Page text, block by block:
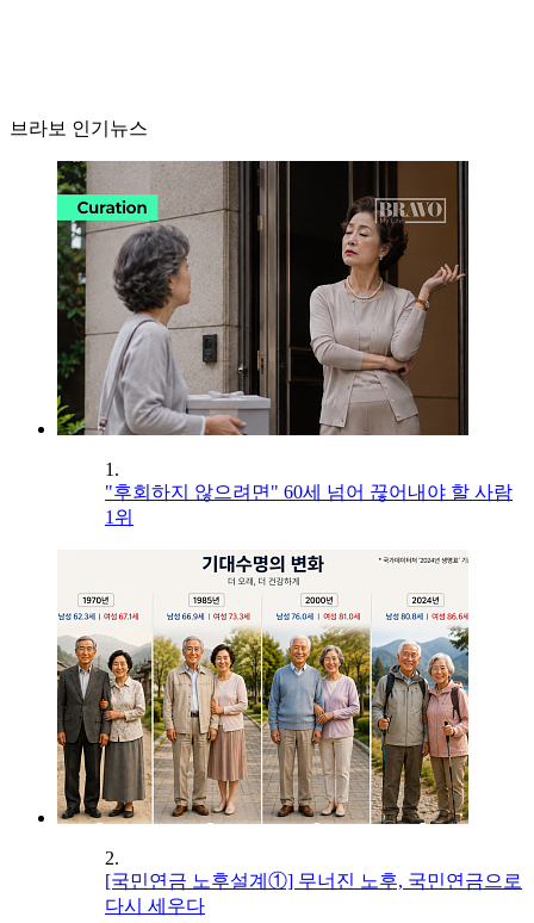
브라보 인기뉴스
1.
"후회하지 않으려면" 60세 넘어 끊어내야 할 사람
1위
2.
[국민연금 노후설계①] 무너진 노후, 국민연금으로
다시 세우다